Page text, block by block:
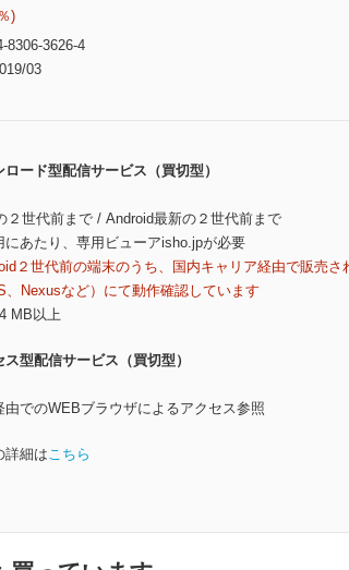
)
8306-3626-4
03
ロード型配信サービス（買切型）
２世代前まで / Android最新の２世代前まで
あたり、専用ビューアisho.jpが必要
２世代前の端末のうち、国内キャリア経由で販売さ
、Nexusなど）にて動作確認しています
MB以上
ス型配信サービス（買切型）
でのWEBブラウザによるアクセス参照
詳細はこちら